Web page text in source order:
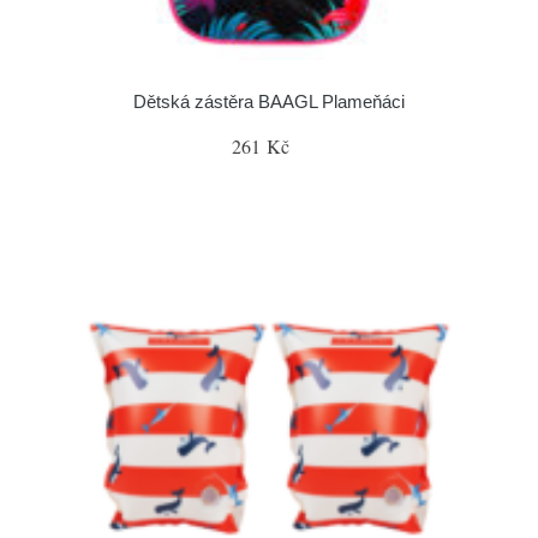
Dětská zástěra BAAGL Plameňáci
261 Kč